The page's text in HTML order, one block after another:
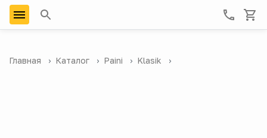
Главная Каталог Paini Klasik